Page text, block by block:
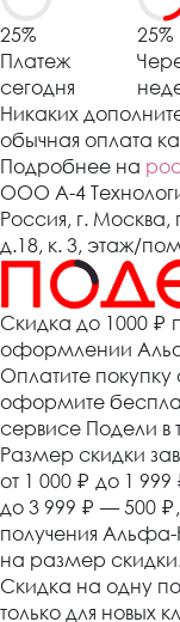
25%
Платеж
сегодня
25%
Никаких
обычная оплата
Подробнее на
ООО А-4
Россия, г.
д.18, к. 3, этаж/
Cкидка до 1000 ₽
оформлении
Оплатите покупку
оформите
сервисе Подели в
Размер скидки
от 1 000 ₽ до 1 999
до 3 999 ₽ — 500 ₽
получения Альфа-
на размер
Скидка на одну
только для новых